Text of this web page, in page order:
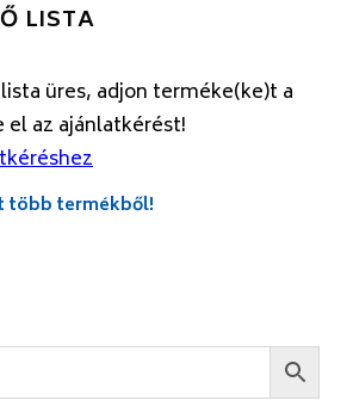
LISTA
üres, adjon terméke(ke)t a
el az ajánlatkérést!
több termékből!